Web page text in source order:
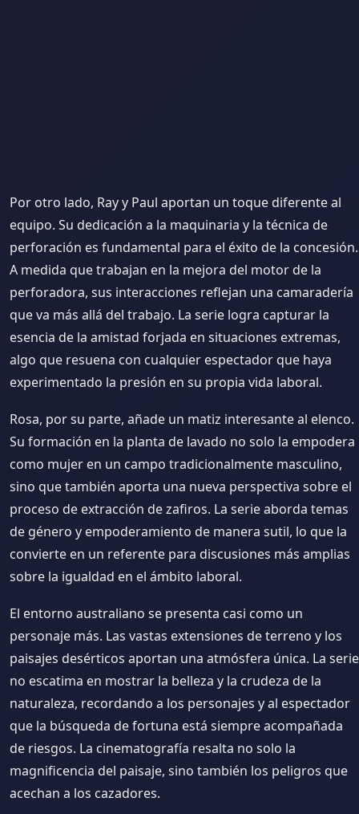
Por otro lado, Ray y Paul aportan un toque diferente al
equipo. Su dedicación a la maquinaria y la técnica de
perforación es fundamental para el éxito de la concesión.
A medida que trabajan en la mejora del motor de la
perforadora, sus interacciones reflejan una camaradería
que va más allá del trabajo. La serie logra capturar la
esencia de la amistad forjada en situaciones extremas,
algo que resuena con cualquier espectador que haya
experimentado la presión en su propia vida laboral.
Rosa, por su parte, añade un matiz interesante al elenco.
Su formación en la planta de lavado no solo la empodera
como mujer en un campo tradicionalmente masculino,
sino que también aporta una nueva perspectiva sobre el
proceso de extracción de zafiros. La serie aborda temas
de género y empoderamiento de manera sutil, lo que la
convierte en un referente para discusiones más amplias
sobre la igualdad en el ámbito laboral.
El entorno australiano se presenta casi como un
personaje más. Las vastas extensiones de terreno y los
paisajes desérticos aportan una atmósfera única. La serie
no escatima en mostrar la belleza y la crudeza de la
naturaleza, recordando a los personajes y al espectador
que la búsqueda de fortuna está siempre acompañada
de riesgos. La cinematografía resalta no solo la
magnificencia del paisaje, sino también los peligros que
acechan a los cazadores.